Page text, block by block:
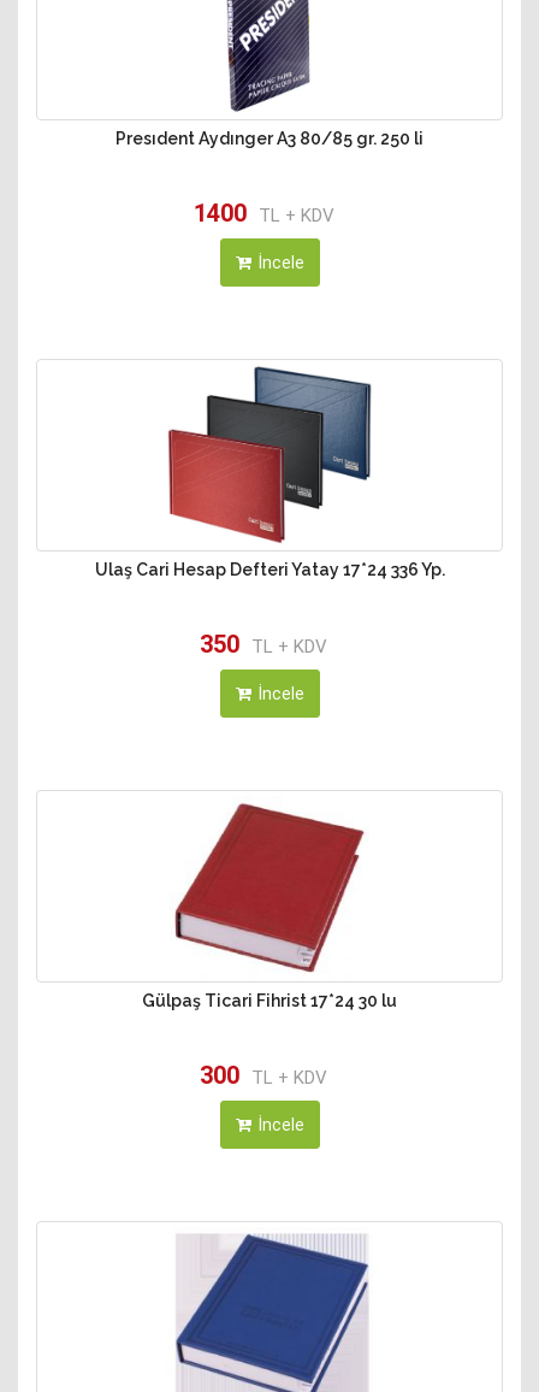
Presıdent Aydınger A3 80/85 gr. 250 li
1400 TL + KDV
İncele
Ulaş Cari Hesap Defteri Yatay 17*24 336 Yp.
350 TL + KDV
İncele
Gülpaş Ticari Fihrist 17*24 30 lu
300 TL + KDV
İncele